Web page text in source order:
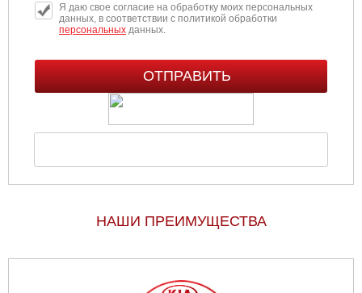
Я даю свое согласие на обработку моих персональных
данных, в соответствии с политикой обработки
персональныхданных.
НАШИ ПРЕИМУЩЕСТВА